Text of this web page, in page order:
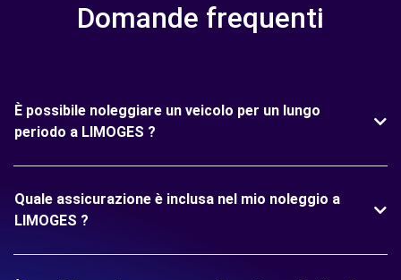
Domande frequenti
È possibile noleggiare un veicolo per un lungo
periodo a LIMOGES ?
Quale assicurazione è inclusa nel mio noleggio a
LIMOGES ?